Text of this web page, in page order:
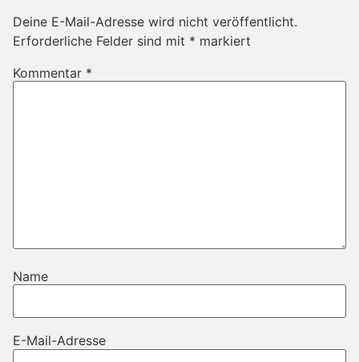
Deine E-Mail-Adresse wird nicht veröffentlicht.
Erforderliche Felder sind mit * markiert
Kommentar *
Name
E-Mail-Adresse